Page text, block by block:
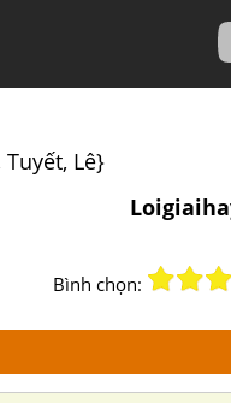
Lê}
Bình chọn: